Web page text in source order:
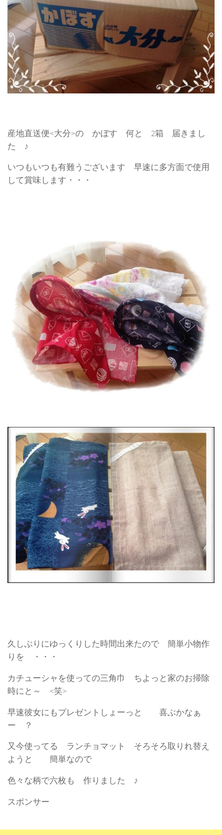
産地直送便<大分>の かぼす 何と 2箱 届きまし
た ♪
いつもいつも有難うございます 早速に多方面で使用
して賞味します・・・
久しぶりにゆっくりした時間出来たので 簡単小物作
りを ・・・
カチューシャを使っての三角巾 ちよっと家のお掃除
時にと～ <笑>
早速彼女にもプレゼントしょーっと 喜ぶかなぁ
ー ？
又今使ってる ランチョマット そろそろ取りれ替え
ようと 簡単なので
色々な柄で六枚も 作りました ♪
スポンサー